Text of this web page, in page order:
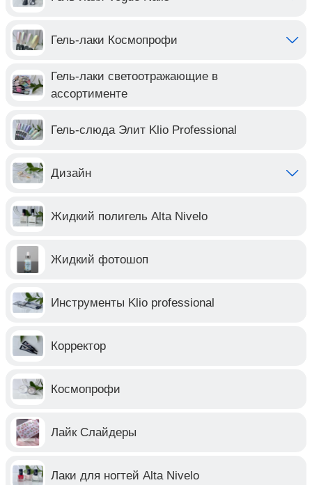
Гель-лаки Космопрофи
Гель-лаки светоотражающие в
ассортименте
Гель-слюда Элит Klio Professional
Дизайн
Жидкий полигель Alta Nivelo
Жидкий фотошоп
Инструменты Klio professional
Корректор
Космопрофи
Лайк Слайдеры
Лаки для ногтей Alta Nivelo